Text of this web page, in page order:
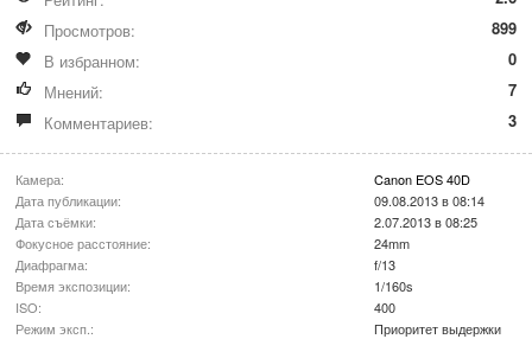
Просмотров:
899
В избранном:
0
Мнений:
7
Комментариев:
3
Камера:
Canon EOS 40D
Дата публикации:
09.08.2013 в 08:14
Дата съёмки:
2.07.2013 в 08:25
Фокусное расстояние:
24mm
Диафрагма:
f/13
Время экспозиции:
1/160s
ISO:
400
Режим эксп.:
Приоритет выдержки